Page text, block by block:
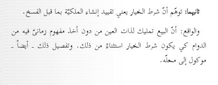
ثانيهما: توهّم أنّ شرط الخيار يعني تقييد إنشاء الملكيّة بما قبل الفسخ.
والواقع: أنّ البيع تمليك لذات العين من دون أخذ مفهوم زمانىّ فيه من
الدوام كي يكون شرط الخيار استثناءً من ذلك. وتفصيل ذلك ـ أيضاً ـ
موكول إلى محلّه.